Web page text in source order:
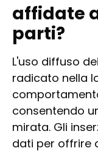
affidate
parti?
L'uso diffuso
radicato nella
consentendo
mirata. Gli
dati per offrire